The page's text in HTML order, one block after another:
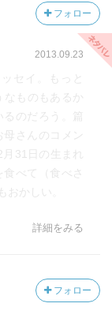
フォロー
2013.09.23
セイ。もっと
ものもあるか
のだろう。篇
さんのコメン
31日の生まれ
べて（食べさ
おかしい。
詳細をみる
フォロー